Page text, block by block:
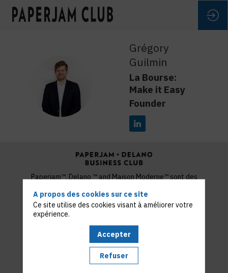
GG
Grégory
Guilmin
La Bourse:
Make it Easy
Founder
Paperjam™, Delano ™ and Maison Moderne™ sont des
Publishing and Media S.A.
Copyright 2022 © Maison Moderne
Politique de confidentialité
A propos des cookies sur ce site
Ce site utilise des cookies visant à améliorer votre
expérience.
Accepter
Refuser